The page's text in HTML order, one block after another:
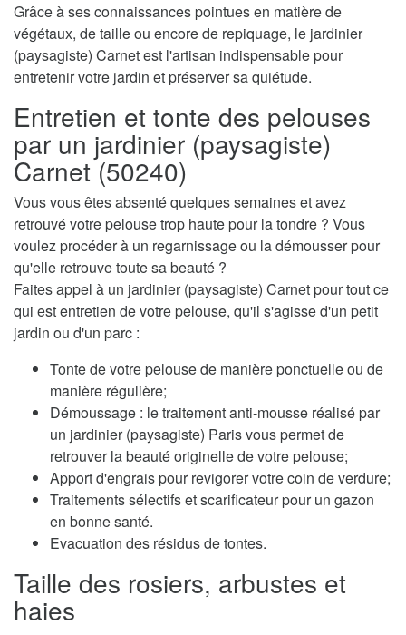
Grâce à ses connaissances pointues en matière de
végétaux, de taille ou encore de repiquage, le jardinier
(paysagiste) Carnet est l'artisan indispensable pour
entretenir votre jardin et préserver sa quiétude.
Entretien et tonte des pelouses
par un jardinier (paysagiste)
Carnet (50240)
Vous vous êtes absenté quelques semaines et avez
retrouvé votre pelouse trop haute pour la tondre ? Vous
voulez procéder à un regarnissage ou la démousser pour
qu'elle retrouve toute sa beauté ?
Faites appel à un jardinier (paysagiste) Carnet pour tout ce
qui est entretien de votre pelouse, qu'il s'agisse d'un petit
jardin ou d'un parc :
Tonte de votre pelouse de manière ponctuelle ou de
manière régulière;
Démoussage : le traitement anti-mousse réalisé par
un jardinier (paysagiste) Paris vous permet de
retrouver la beauté originelle de votre pelouse;
Apport d'engrais pour revigorer votre coin de verdure;
Traitements sélectifs et scarificateur pour un gazon
en bonne santé.
Evacuation des résidus de tontes.
Taille des rosiers, arbustes et
haies